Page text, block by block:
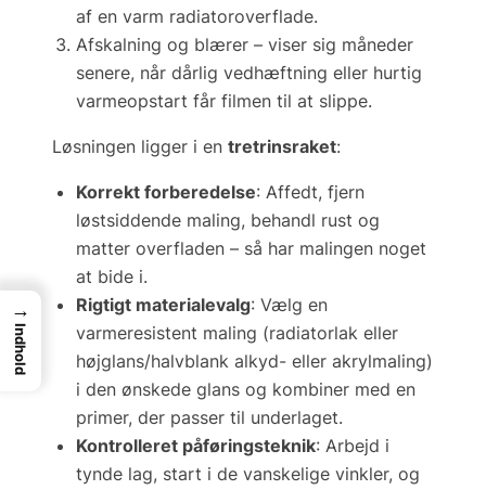
af en varm radiatoroverflade.
Afskalning og blærer – viser sig måneder
senere, når dårlig vedhæftning eller hurtig
varme­opstart får filmen til at slippe.
Løsningen ligger i en tretrinsraket:
Korrekt forberedelse: Affedt, fjern
løstsiddende maling, behandl rust og
matter overfladen – så har malingen noget
at bide i.
Rigtigt materiale­valg: Vælg en
varmeresistent maling (radiatorlak eller
højglans/halvblank alkyd- eller akrylmaling)
i den ønskede glans og kombiner med en
primer, der passer til under­laget.
Kontrolleret påføringsteknik: Arbejd i
tynde lag, start i de vanskelige vinkler, og
→
Indhold